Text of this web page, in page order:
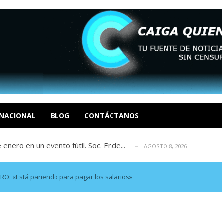
BLOG CONTÁCTANOS
R AGOSTO 8, 2026
Realpolitik y el Desmante... AGOSTO 8, 2026
García AGOSTO 7, 2026
en un evento fútil. Soc. Ende...
Luis Centeno S AGOSTO 8, 2026
R AGOSTO 8, 2026
Realpolitik y el Desmante...
García AGOSTO 7, 2026
Luis Centeno S
«Está pariendo para pagar los salarios»